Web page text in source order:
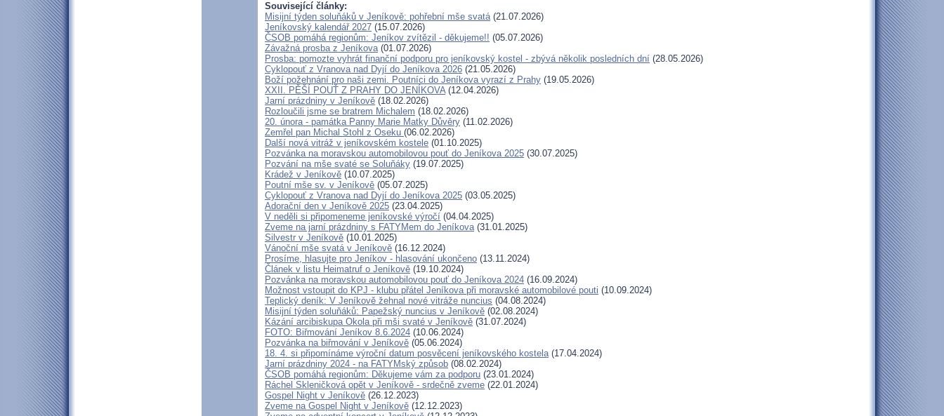
Související články:
Misijní týden soluňáků v Jeníkově: pohřební mše svatá(21.07.2026)
Jeníkovský kalendář 2027 (15.07.2026)
ČSOB pomáhá regionům: Jeníkov zvítězil - děkujeme!! (05.07.2026)
Závažná prosba z Jeníkova(01.07.2026)
Prosba: pomozte vyhrát finanční podporu pro jeníkovský kostel - zbývá několik posledních dní (28.05.2026)
Cyklopouť z Vranova nad Dyjí do Jeníkova 2026 (21.05.2026)
Boží požehnání pro naši zemi. Poutníci do Jeníkova vyrazí z Prahy (19.05.2026)
XXII. PĚŠÍ POUŤ Z PRAHY DO JENÍKOVA(12.04.2026)
Jarní prázdniny v Jeníkově (18.02.2026)
Rozloučili jsme se bratrem Michalem (18.02.2026)
20. února - památka Panny Marie Matky Důvěry (11.02.2026)
Zemřel pan Michal Stohl z Oseku (06.02.2026)
Další nová vitráž v jeníkovském kostele (01.10.2025)
Pozvánka na moravskou automobilovou pouť do Jeníkova 2025 (30.07.2025)
Pozvání na mše svaté se Soluňáky (19.07.2025)
Krádež v Jeníkově (10.07.2025)
Poutní mše sv. v Jeníkově (05.07.2025)
Cyklopouť z Vranova nad Dyjí do Jeníkova 2025 (03.05.2025)
Adorační den v Jeníkově 2025 (23.04.2025)
V neděli si připomeneme jeníkovské výročí (04.04.2025)
Zveme na jarní prázdniny s FATYMem do Jeníkova(31.01.2025)
Silvestr v Jeníkově (10.01.2025)
Vánoční mše svatá v Jeníkově (16.12.2024)
Prosíme, hlasujte pro Jeníkov - hlasování ukončeno (13.11.2024)
Článek v listu Heimatruf o Jeníkově (19.10.2024)
Pozvánka na moravskou automobilovou pouť do Jeníkova 2024 (16.09.2024)
Možnost vstoupit do KPJ - klubu přátel Jeníkova při moravské automobilové pouti (10.09.2024)
Teplický deník: V Jeníkově žehnal nové vitráže nuncius (04.08.2024)
Misijní týden soluňáků: Papežský nuncius v Jeníkově (02.08.2024)
Kázání arcibiskupa Okola při mši svaté v Jeníkově (31.07.2024)
FOTO: Biřmování Jeníkov 8.6.2024 (10.06.2024)
Pozvánka na biřmování v Jeníkově (05.06.2024)
18. 4. si připomínáme výroční datum posvěcení jeníkovského kostela(17.04.2024)
Jarní prázdniny 2024 - na FATYMský způsob (08.02.2024)
ČSOB pomáhá regionům: Děkujeme vám za podporu (23.01.2024)
Ráchel Skleničková opět v Jeníkově - srdečně zveme (22.01.2024)
Gospel Night v Jeníkově (26.12.2023)
Zveme na Gospel Night v Jeníkově (12.12.2023)